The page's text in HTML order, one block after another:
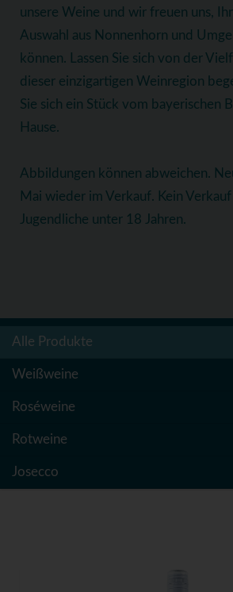
unsere Weine und wir freuen uns,
Auswahl aus Nonnenhorn und
können. Lassen Sie sich von der
dieser einzigartigen Weinregion
Sie sich ein Stück vom bayerischen
Hause.
Abbildungen können abweichen.
Mai wieder im Verkauf. Kein
Jugendliche unter 18 Jahren.
Alle Produkte
Weißweine
Roséweine
Rotweine
Josecco